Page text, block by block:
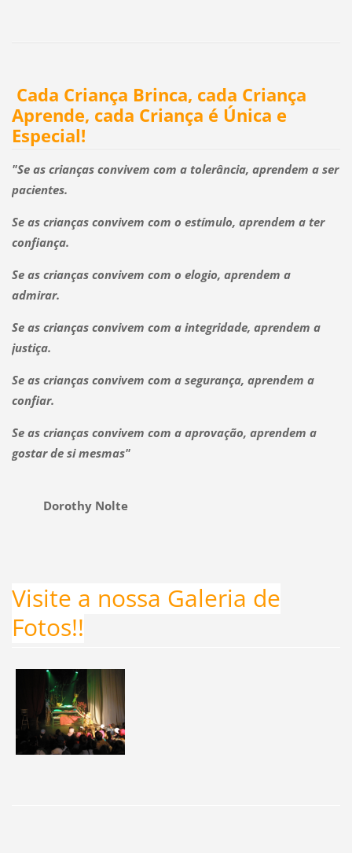
Cada Criança Brinca, cada Criança
Aprende, cada Criança é Única e
Especial!
"Se as crianças convivem com a tolerância, aprendem a ser
pacientes.
Se as crianças convivem com o estímulo, aprendem a ter
confiança.
Se as crianças convivem com o elogio, aprendem a
admirar.
Se as crianças convivem com a integridade, aprendem a
justiça.
Se as crianças convivem com a segurança, aprendem a
confiar.
Se as crianças convivem com a aprovação, aprendem a
gostar de si mesmas"
Dorothy Nolte
Visite a nossa Galeria de
Fotos!!